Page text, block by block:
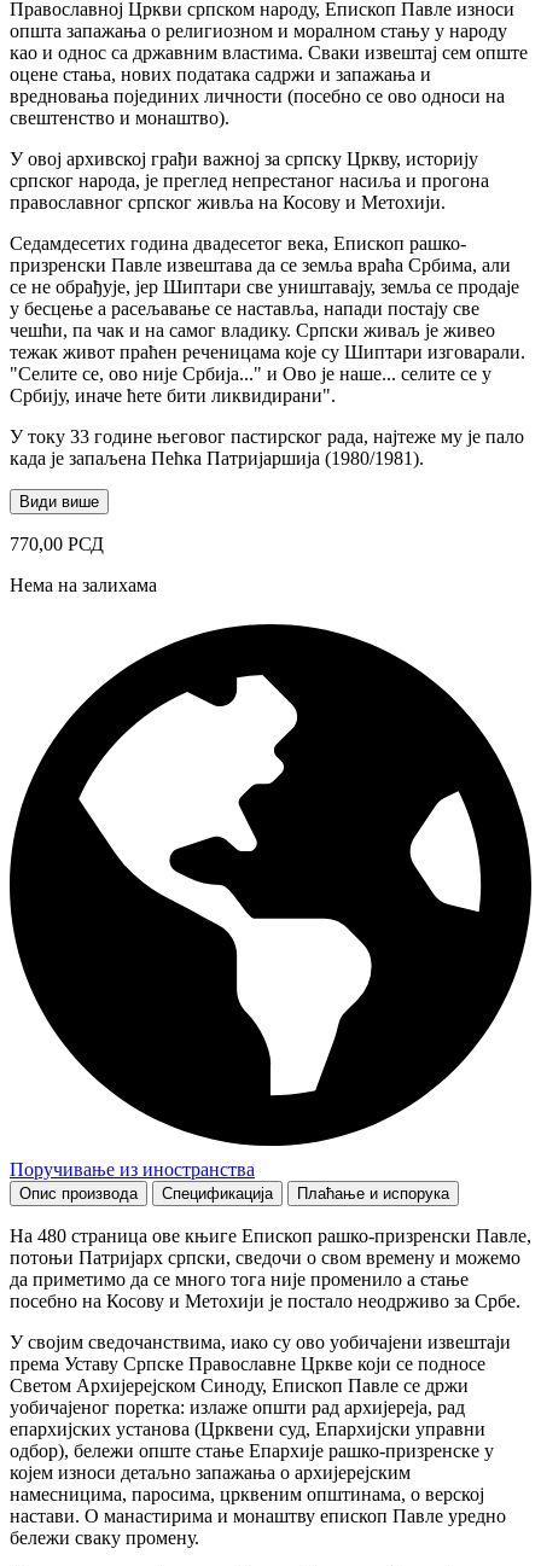
Православној Цркви српском народу, Епископ Павле износи
општа запажања о религиозном и моралном стању у народу
као и однос са државним властима. Сваки извештај сем опште
оцене стања, нових података садржи и запажања и
вредновања појединих личности (посебно се ово односи на
свештенство и монаштво).
У овој архивској грађи важној за српску Цркву, историју
српског народа, је преглед непрестаног насиља и прогона
православног српског живља на Косову и Метохији.
Седамдесетих година двадесетог века, Епископ рашко-
призренски Павле извештава да се земља враћа Србима, али
се не обрађује, јер Шиптари све уништавају, земља се продаје
у бесцење а расељавање се наставља, напади постају све
чешћи, па чак и на самог владику. Српски живаљ је живео
тежак живот праћен реченицама које су Шиптари изговарали.
"Селите се, ово није Србија..." и Ово је наше... селите се у
Србију, иначе ћете бити ликвидирани".
У току 33 године његовог пастирског рада, најтеже му је пало
када је запаљена Пећка Патријаршија (1980/1981).
Види више
770,00 РСД
Нема на залихама
Поручивање из иностранства
Опис производа Спецификација Плаћање и испорука
На 480 страница ове књиге Епископ рашко-призренски Павле,
потоњи Патријарх српски, сведочи о свом времену и можемо
да приметимо да се много тога није променило а стање
посебно на Косову и Метохији је постало неодрживо за Србе.
У својим сведочанствима, иако су ово уобичајени извештаји
према Уставу Српске Православне Цркве који се подносе
Светом Архијерејском Синоду, Епископ Павле се држи
уобичајеног поретка: излаже општи рад архијереја, рад
епархијских установа (Црквени суд, Епархијски управни
одбор), бележи опште стање Епархије рашко-призренске у
којем износи детаљно запажања о архијерејским
намесницима, паросима, црквеним општинама, о верској
настави. О манастирима и монаштву епископ Павле уредно
бележи сваку промену.